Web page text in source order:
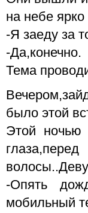
на небе
-Я заеду за
-Да,конечно.
Тема
было этой
Этой ночью
-Опять
мобильный